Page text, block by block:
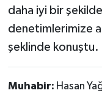
daha iyi bir
denetimlerimize
şeklinde konuştu.
Muhabir: Hasan